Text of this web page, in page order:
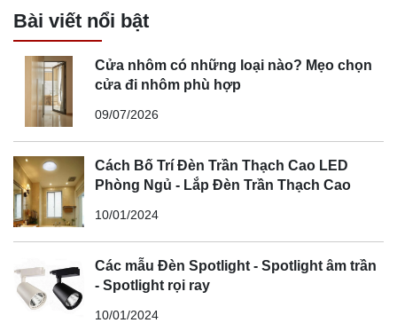
Bài viết nổi bật
Cửa nhôm có những loại nào? Mẹo chọn
cửa đi nhôm phù hợp
09/07/2026
Cách Bố Trí Đèn Trần Thạch Cao LED
Phòng Ngủ - Lắp Đèn Trần Thạch Cao
10/01/2024
Các mẫu Đèn Spotlight - Spotlight âm trần
- Spotlight rọi ray
10/01/2024